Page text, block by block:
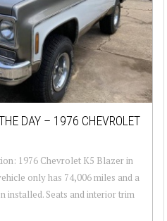
DAY – 1976 CHEVROLET
1976 Chevrolet K5 Blazer in
only has 74,006 miles and a
installed. Seats and interior trim